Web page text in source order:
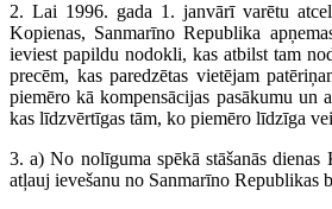
2. Lai 1996. gada 1. janvārī varētu
Kopienas, Sanmarīno Republika
ieviest papildu nodokli, kas atbilst tam
precēm, kas paredzētas vietējam
piemēro kā kompensācijas pasākumu
kas līdzvērtīgas tām, ko piemēro līdzīga
3. a) No nolīguma spēkā stāšanās
atļauj ievešanu no Sanmarīno Republikas